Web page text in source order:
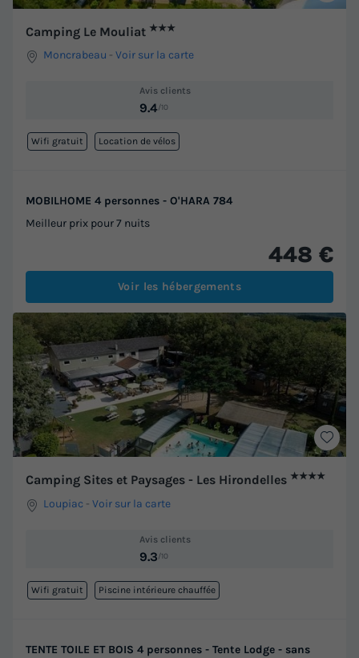
Camping Le Mouliat ★★★
Moncrabeau -Voir sur la carte
Avis clients
9.4/10
Wifi gratuit Location de vélos
MOBILHOME 4 personnes - O'HARA 784
Meilleur prix pour 7 nuits
448 €
Voir les hébergements
Camping Sites et Paysages - Les Hirondelles ★★★★
Loupiac -Voir sur la carte
Avis clients
9.3/10
Wifi gratuit Piscine intérieure chauffée
TENTE TOILE ET BOIS 4 personnes - Tente Lodge - sans